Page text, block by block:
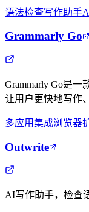
语法检查写作助手
Grammarly Go
Grammarly Go是一
让用户更快地写作
多应用集成浏览器
Outwrite
AI写作助手，检查